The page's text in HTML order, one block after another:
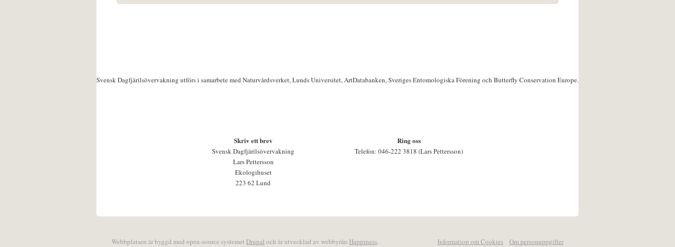
Svensk Dagfjärilsövervakning utförs i samarbete med Naturvårdsverket, Lunds Universitet, ArtDatabanken, Sveriges Entomologiska Förening och Butterfly Conservation Europe.
Skriv ett brev
Svensk Dagfjärilsövervakning
Lars Pettersson
Ekologihuset
223 62 Lund
Ring oss
Telefon: 046-222 3818 (Lars Pettersson)
Webbplatsen är byggd med open-source systemet Drupal och är utvecklad av webbyrån Happiness. Information om Cookies Om personuppgifter